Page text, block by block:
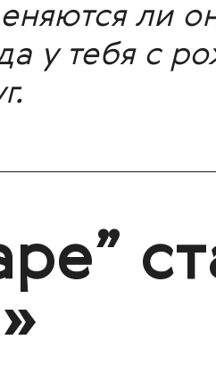
ли
у тебя с